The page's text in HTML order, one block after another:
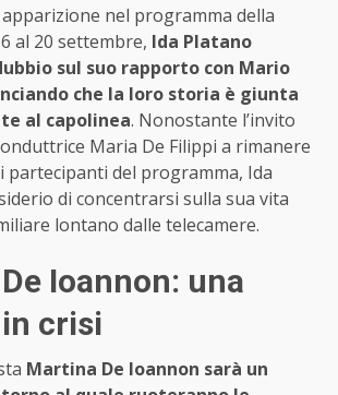
nel programma della
al 20 settembre, Ida Platano
sul suo rapporto con Mario
che la loro storia è giunta
al capolinea. Nonostante l’invito
Maria De Filippi a rimanere
partecipanti del programma, Ida
di concentrarsi sulla sua vita
lontano dalle telecamere.
Ioannon: una
crisi
Martina De Ioannon sarà un